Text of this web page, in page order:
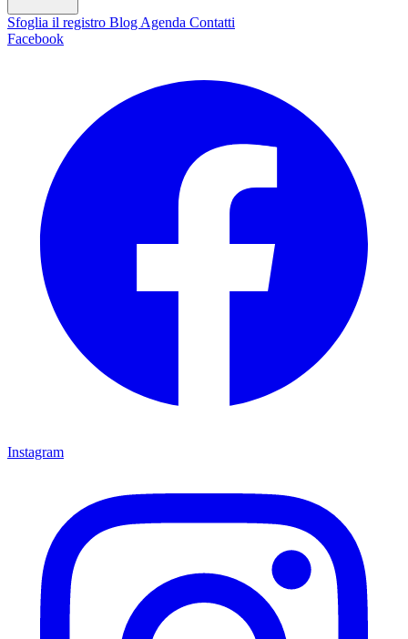
Sfoglia il registro Blog Agenda Contatti
Facebook
Instagram